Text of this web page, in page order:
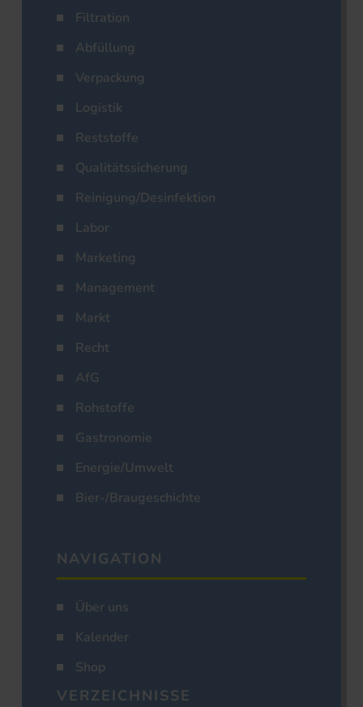
Filtration
Abfüllung
Verpackung
Logistik
Reststoffe
Qualitätssicherung
Reinigung/Desinfektion
Labor
Marketing
Management
Markt
Recht
AfG
Rohstoffe
Gastronomie
Energie/Umwelt
Bier-/Braugeschichte
NAVIGATION
Über uns
Kalender
Shop
VERZEICHNISSE